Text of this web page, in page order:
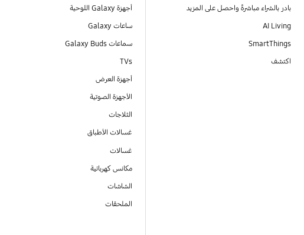
بادر بالشراء مباشرةً واحصل على المزيد
AI Living
SmartThings
اكتشف
أجهزة Galaxy اللوحية
ساعات Galaxy
سماعات Galaxy Buds
TVs
أجهزة العرض
الأجهزة الصوتية
الثلاجات
غسالات الأطباق
غسالات
مكانس كهربائية
الشاشات
الملحقات